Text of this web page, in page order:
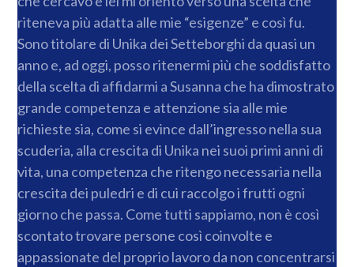
riteneva più adatta alle mie “esigenze” e così fu.
Sono titolare di Unika dei Setteborghi da quasi un
anno e, ad oggi, posso ritenermi più che soddisfatto
della scelta di affidarmi a Susanna che ha dimostrato
grande competenza e attenzione sia alle mie
richieste sia, come si evince dall’ingresso nella sua
scuderia, alla crescita di Unika nei suoi primi anni di
vita, una competenza che ritengo necessaria nella
crescita dei puledri e di cui raccolgo i frutti ogni
giorno che passa. Come tutti sappiamo, non è così
scontato trovare persone così coinvolte e
appassionate del proprio lavoro da non concentrarsi